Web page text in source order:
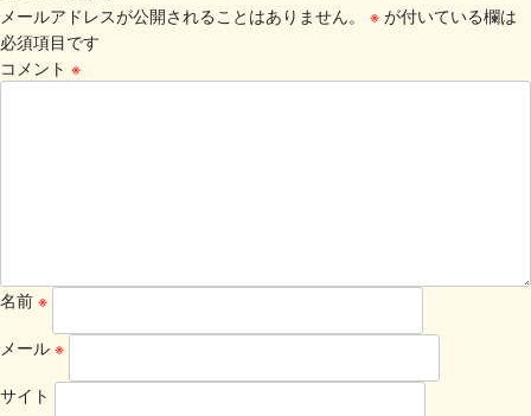
メールアドレスが公開されることはありません。
※ が付いている欄は
必須項目です
コメント ※
名前 ※
メール ※
サイト